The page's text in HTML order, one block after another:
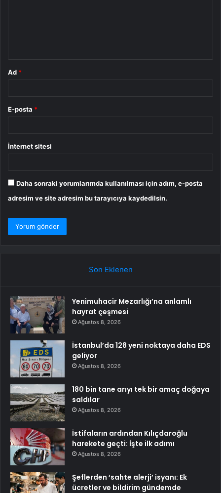
Ad *
E-posta *
İnternet sitesi
Daha sonraki yorumlarımda kullanılması için adım, e-posta
adresim ve site adresim bu tarayıcıya kaydedilsin.
Son Eklenen
Yenimuhacir Mezarlığı’na anlamlı
hayrat çeşmesi
Ağustos 8, 2026
İstanbul’da 128 yeni noktaya daha EDS
geliyor
Ağustos 8, 2026
180 bin tane arıyı tek bir amaç doğaya
saldılar
Ağustos 8, 2026
İstifaların ardından Kılıçdaroğlu
harekete geçti: İşte ilk adımı
Ağustos 8, 2026
Şeflerden ‘sahte alerji’ isyanı: Ek
ücretler ve bildirim gündemde